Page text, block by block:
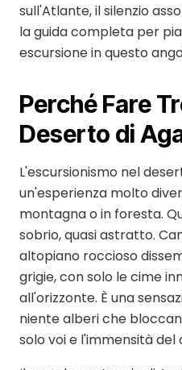
sull'Atlante, il silenzio
la guida completa per
escursione in questo
Perché Fare
Deserto di
L'escursionismo nel
un'esperienza molto
montagna o in foresta.
sobrio, quasi astratto.
altopiano roccioso
grigie, con solo le cime
all'orizzonte. È una
niente alberi che
solo voi e l'immensità del